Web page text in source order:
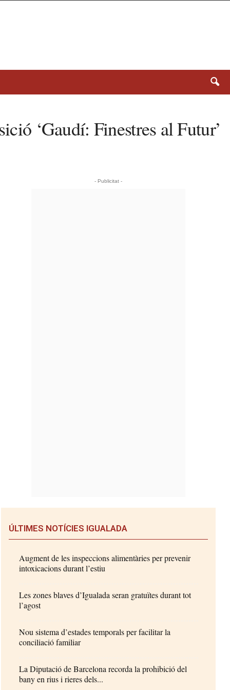
‘Gaudí: Finestres al Futur’
- Publicitat -
ÚLTIMES NOTÍCIES IGUALADA
Augment de les inspeccions alimentàries per prevenir
intoxicacions durant l’estiu
Les zones blaves d’Igualada seran gratuïtes durant tot
l’agost
Nou sistema d’estades temporals per facilitar la
conciliació familiar
La Diputació de Barcelona recorda la prohibició del
bany en rius i rieres dels...